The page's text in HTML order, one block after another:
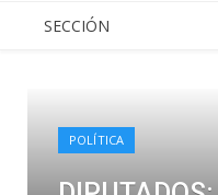
SECCIÓN
POLÍTICA